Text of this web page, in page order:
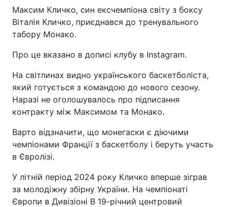
Максим Кличко, син ексчемпіона світу з боксу
Віталія Кличко, приєднався до тренувального
табору Монако.
Про це вказано в дописі клубу в Instagram.
На світлинах видно українського баскетболіста,
який готується з командою до нового сезону.
Наразі не оголошувалось про підписання
контракту між Максимом та Монако.
Варто відзначити, що монегаски є діючими
чемпіонами Франції з баскетболу і беруть участь
в Євролізі.
У літній період 2024 року Кличко вперше зіграв
за молодіжну збірну України. На чемпіонаті
Європи в Дивізіоні В 19-річний центровий